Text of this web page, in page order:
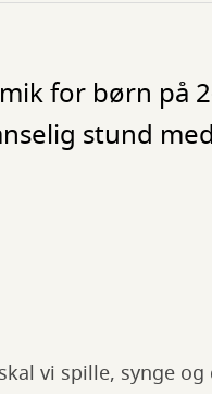
for børn på
stund
vi spille, synge og